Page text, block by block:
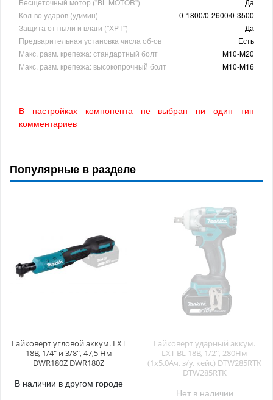
Кол-во ударов (уд/мин)
0-1800/0-2600/0-3500
Защита от пыли и влаги (''ХPT'')
Да
Предварительная установка числа об-ов
Есть
Макс. разм. крепежа: стандартный болт
M10-M20
Макс. разм. крепежа: высокопрочный болт
M10-M16
В настройках компонента не выбран ни один тип
комментариев
Популярные в разделе
Гайковерт угловой аккум. LXT
18В, 1/4" и 3/8", 47,5 Нм
DWR180Z DWR180Z
В наличии в другом городе
Гайковерт ударный аккум.
LXT BL 18В, 1/2", 280Нм
(1х5.0Ач, з/у, кейс) DTW285RTK
DTW285RTK
Нет в наличии